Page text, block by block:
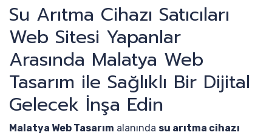
Su Arıtma Cihazı Satıcıları
Web Sitesi Yapanlar
Arasında Malatya Web
Tasarım ile Sağlıklı Bir Dijital
Gelecek İnşa Edin
Malatya Web Tasarım alanında su arıtma cihazı